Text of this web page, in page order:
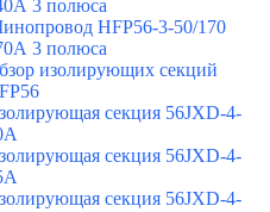
3 полюса
HFP56-3-50/170
3 полюса
изолирующих секций
секция 56JXD-4-
секция 56JXD-4-
секция 56JXD-4-